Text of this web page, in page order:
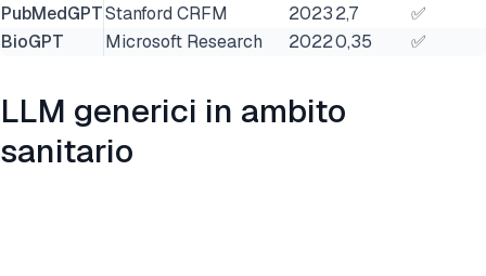
PubMedGPTStanford CRFM 20232,7
✅
BioGPT
Microsoft Research 20220,35 ✅
LLM generici in ambito
sanitario